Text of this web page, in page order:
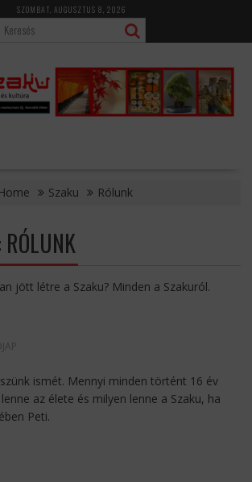
SZOMBAT, AUGUSZTUS 8, 2026
Home Szaku Rólunk
RÓLUNK
jött létre a Szaku? Minden a Szakuról.
ismét. Mennyi minden történt 16 év
az élete és milyen lenne a Szaku, ha
Peti.